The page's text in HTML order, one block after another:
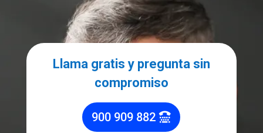
Llama gratis y pregunta sin
compromiso
900 909 882